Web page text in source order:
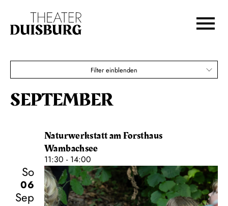
Zur Hauptnavigation springen
Zum Footer springen
Filter einblenden
SEPTEMBER
Naturwerkstatt am Forsthaus
Wambachsee
11:30 - 14:00
So
06
Sep